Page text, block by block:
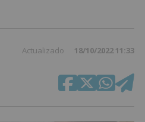
Actualizado 18/10/2022 11:33